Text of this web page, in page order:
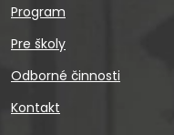
Program
Pre školy
Odborné činnosti
Kontakt